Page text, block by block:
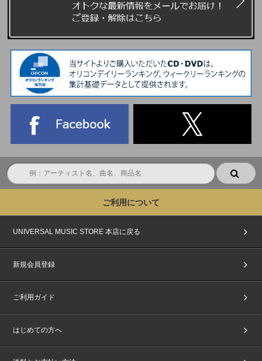
ご利用について
UNIVERSAL MUSIC STORE 本店に戻る
新規会員登録
ご利用ガイド
はじめての方へ